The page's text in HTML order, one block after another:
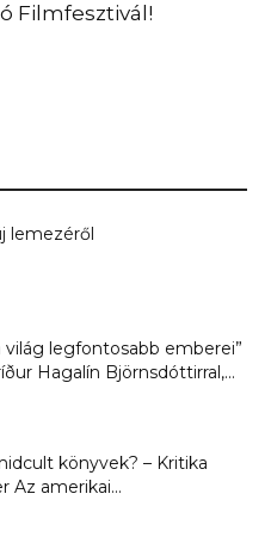
Filmfesztivál!
lemezéről
világ legfontosabb emberei”
Hagalín Björnsdóttirral,...
könyvek? – Kritika
Az amerikai...